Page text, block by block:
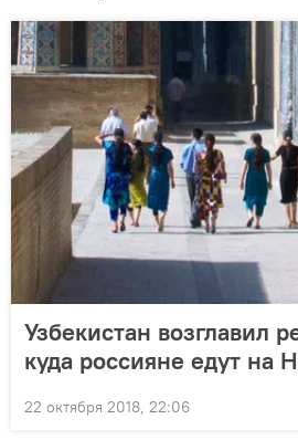
Узбекистан возглавил
куда россияне едут на
22 октября 2018, 22:06